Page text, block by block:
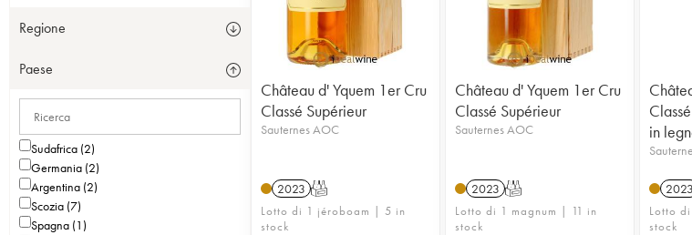
Regione
Paese
Sudafrica (2)
Germania (2)
Argentina (2)
Scozia (7)
Spagna (1)
Château d' Yquem 1er Cru
Classé Supérieur
Sauternes AOC
2023 T
Lotto di 1 jéroboam | 5 in
stock
Château d' Yquem 1er Cru
Classé Supérieur
Sauternes AOC
2023 T
Lotto di 1 magnum | 11 in
stock
in
2023
Lotto
stock